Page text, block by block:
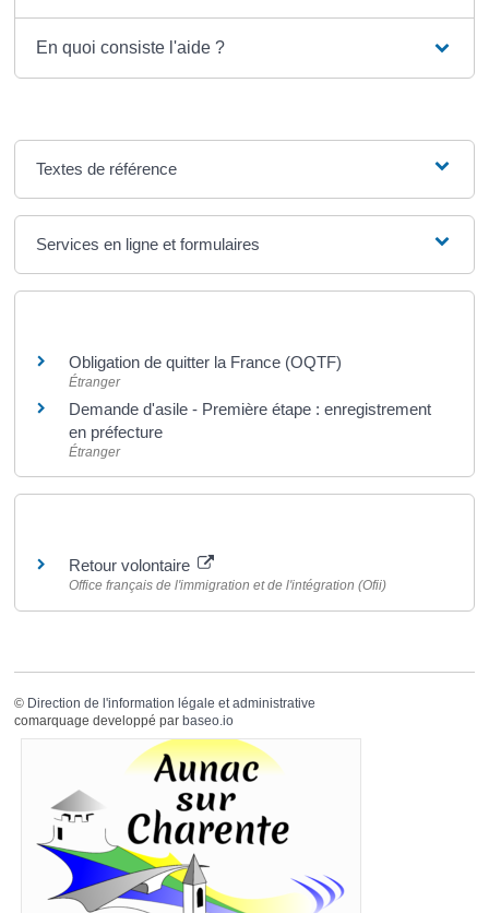
En quoi consiste l'aide ?
Textes de référence
Services en ligne et formulaires
Obligation de quitter la France (OQTF)
Étranger
Demande d'asile - Première étape : enregistrement
en préfecture
Étranger
Retour volontaire
Office français de l'immigration et de l'intégration (Ofii)
© Direction de l'information légale et administrative
comarquage developpé par baseo.io